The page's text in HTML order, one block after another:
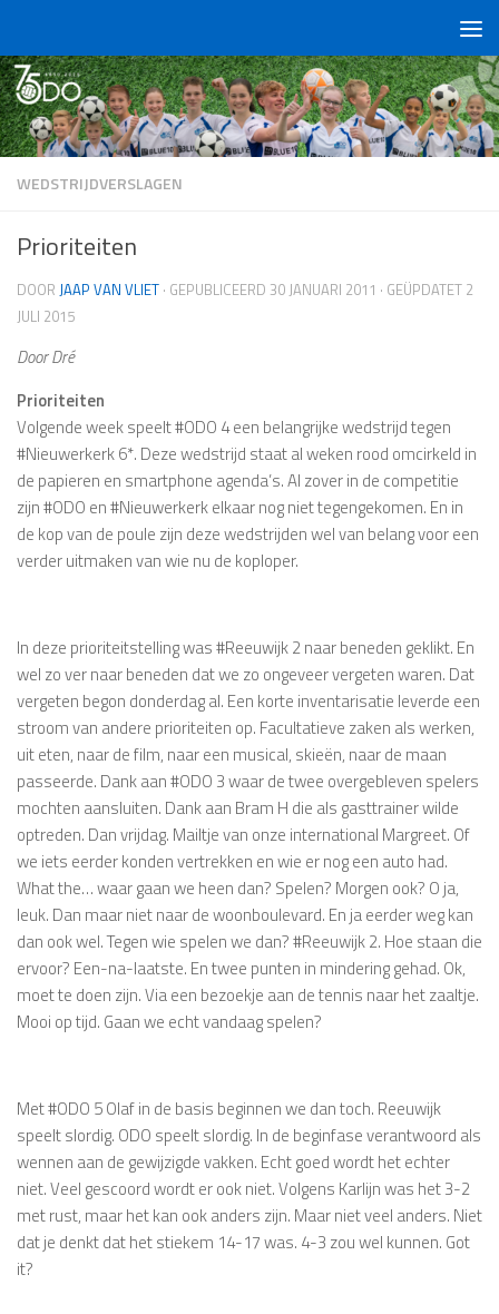
WEDSTRIJDVERSLAGEN
Prioriteiten
DOOR JAAP VAN VLIET · GEPUBLICEERD 30 JANUARI 2011 · GEÜPDATET 2
JULI 2015
Door Dré
Prioriteiten
Volgende week speelt #ODO 4 een belangrijke wedstrijd tegen
#Nieuwerkerk 6*. Deze wedstrijd staat al weken rood omcirkeld in
de papieren en smartphone agenda’s. Al zover in de competitie
zijn #ODO en #Nieuwerkerk elkaar nog niet tegengekomen. En in
de kop van de poule zijn deze wedstrijden wel van belang voor een
verder uitmaken van wie nu de koploper.
In deze prioriteitstelling was #Reeuwijk 2 naar beneden geklikt. En
wel zo ver naar beneden dat we zo ongeveer vergeten waren. Dat
vergeten begon donderdag al. Een korte inventarisatie leverde een
stroom van andere prioriteiten op. Facultatieve zaken als werken,
uit eten, naar de film, naar een musical, skieën, naar de maan
passeerde. Dank aan #ODO 3 waar de twee overgebleven spelers
mochten aansluiten. Dank aan Bram H die als gasttrainer wilde
optreden. Dan vrijdag. Mailtje van onze international Margreet. Of
we iets eerder konden vertrekken en wie er nog een auto had.
What the… waar gaan we heen dan? Spelen? Morgen ook? O ja,
leuk. Dan maar niet naar de woonboulevard. En ja eerder weg kan
dan ook wel. Tegen wie spelen we dan? #Reeuwijk 2. Hoe staan die
ervoor? Een-na-laatste. En twee punten in mindering gehad. Ok,
moet te doen zijn. Via een bezoekje aan de tennis naar het zaaltje.
Mooi op tijd. Gaan we echt vandaag spelen?
Met #ODO 5 Olaf in de basis beginnen we dan toch. Reeuwijk
speelt slordig. ODO speelt slordig. In de beginfase verantwoord als
wennen aan de gewijzigde vakken. Echt goed wordt het echter
niet. Veel gescoord wordt er ook niet. Volgens Karlijn was het 3-2
met rust, maar het kan ook anders zijn. Maar niet veel anders. Niet
dat je denkt dat het stiekem 14-17 was. 4-3 zou wel kunnen. Got
it?